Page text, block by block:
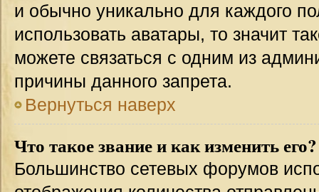
и обычно уникально для каждого
использовать аватары, то значит
можете связаться с одним из
причины данного запрета.
Вернуться наверх
Что такое звание и как изменить его?
Большинство сетевых форумов